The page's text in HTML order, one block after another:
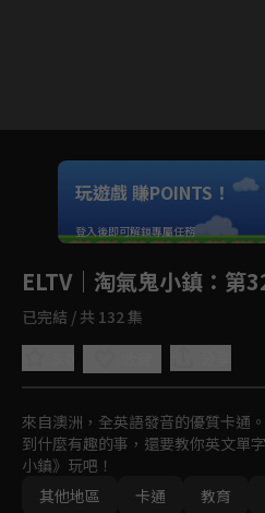
Unmute
如有不便請見諒
玩遊戲 賺POINTS！
登入後即可解鎖專屬任務
ELTV｜淘氣鬼小鎮 ：第
已完結 / 共 132 集
來自澳洲，全英語發音的優質卡通
到什麼有趣的事，還要教你英文單
小鎮》玩吧！
其他地區
卡通 教育